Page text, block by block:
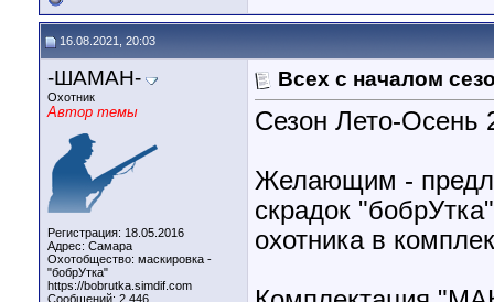
16.08.2021, 20:03
-ШАМАН-
Охотник
Автор темы
Регистрация: 18.05.2016
Адрес: Самара
Охотобщество: маскировка -
"бобрУтка"
https://bobrutka.simdif.com
Сообщений: 2,446
Всех с началом
Сезон Лето-Осень
Желающим -
скрадок
охотника в